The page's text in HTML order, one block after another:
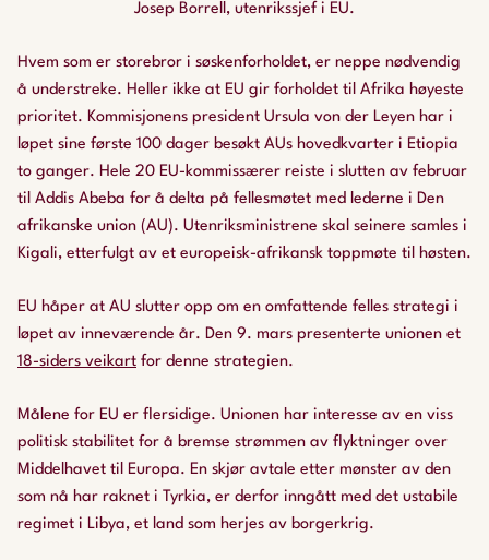
Josep Borrell, utenrikssjef i EU.
Hvem som er storebror i søskenforholdet, er neppe nødvendig
å understreke. Heller ikke at EU gir forholdet til Afrika høyeste
prioritet. Kommisjonens president Ursula von der Leyen har i
løpet sine første 100 dager besøkt AUs hovedkvarter i Etiopia
to ganger. Hele 20 EU-kommissærer reiste i slutten av februar
til Addis Abeba for å delta på fellesmøtet med lederne i Den
afrikanske union (AU). Utenriksministrene skal seinere samles i
Kigali, etterfulgt av et europeisk-afrikansk toppmøte til høsten.
EU håper at AU slutter opp om en omfattende felles strategi i
løpet av inneværende år. Den 9. mars presenterte unionen et
18-siders veikart for denne strategien.
Målene for EU er flersidige. Unionen har interesse av en viss
politisk stabilitet for å bremse strømmen av flyktninger over
Middelhavet til Europa. En skjør avtale etter mønster av den
som nå har raknet i Tyrkia, er derfor inngått med det ustabile
regimet i Libya, et land som herjes av borgerkrig.